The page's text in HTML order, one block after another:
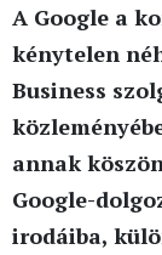
A Google a
kénytelen
Business
annak
Google-
irodáiba,